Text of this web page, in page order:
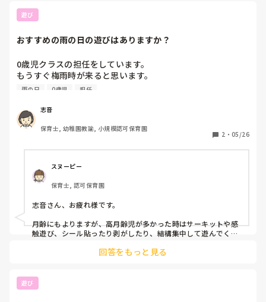
遊び
おすすめの雨の日の遊びはありますか？
0歳児クラスの担任をしています。
もうすぐ梅雨時が来ると思います。
そこで、皆さんは雨の日にどんな遊びをしていますか？もし
す。よろしくお願いします。
雨の日 0歳児 担任
志音
保育士, 幼稚園教諭, 小規模認可保育園
2 ・ 05/26
スヌーピー
保育士, 認可保育園
志音さん、お疲れ様です。
月齢にもよりますが、高月齢児が多かった時はサーキットや感
触遊び、シール貼ったり剥がしたり、結構集中して遊んでくれ
り、寝っ転がってる子どもたちの上にフワフワ〜とさせたり。
これは月齢関係なく、みんな楽しんでいました。
回答をもっと見る
遊び